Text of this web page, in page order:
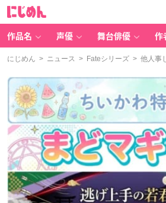
作品名 声優 舞台俳優 作
にじめん > ニュース > Fateシリーズ > 他人事